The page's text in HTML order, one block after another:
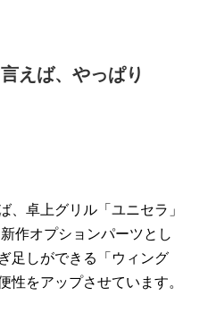
えば、やっぱり
、卓上グリル「ユニセラ」
作オプションパーツとし
足しができる「ウィング
性をアップさせています。